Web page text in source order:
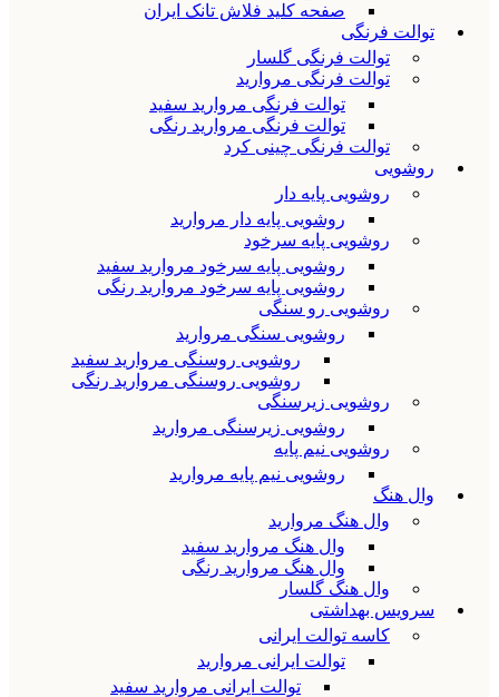
صفحه کلید فلاش تانک ایران
توالت فرنگی
توالت فرنگی گلسار
توالت فرنگی مروارید
توالت فرنگی مروارید سفید
توالت فرنگی مروارید رنگی
توالت فرنگی چینی کرد
روشویی
روشویی پایه دار
روشویی پایه دار مروارید
روشویی پایه سرخود
روشویی پایه سرخود مروارید سفید
روشویی پایه سرخود مروارید رنگی
روشویی رو سنگی
روشویی سنگی مروارید
روشویی روسنگی مروارید سفید
روشویی روسنگی مروارید رنگی
روشویی زیرسنگی
روشویی زیرسنگی مروارید
روشویی نیم پایه
روشویی نیم پایه مروارید
وال هنگ
وال هنگ مروارید
وال هنگ مروارید سفید
وال هنگ مروارید رنگی
وال هنگ گلسار
سرویس بهداشتی
کاسه توالت ایرانی
توالت ایرانی مروارید
توالت ایرانی مروارید سفید